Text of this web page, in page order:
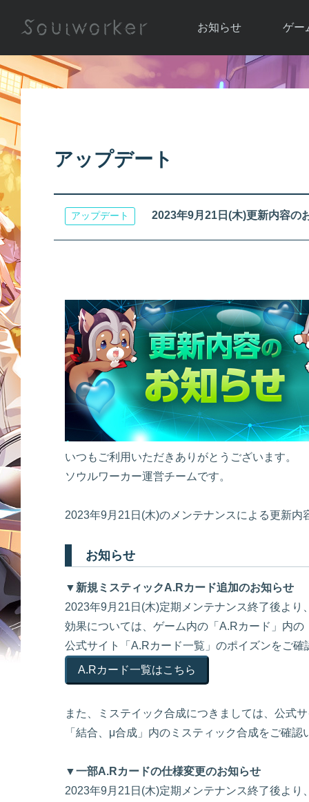
お知らせ
お知らせ一覧
ゲー
ソウ
アップ
アップデート
アップデート 2023年9月21日(木)更新内容の
いつもご利用いただきありがとうございます。
ソウルワーカー運営チームです。
2023年9月21日(木)のメンテナンスによる更新内
お知らせ
▼新規ミスティックA.Rカード追加のお知らせ
2023年9月21日(木)定期メンテナンス終了後よ
効果については、ゲーム内の「A.Rカード」内
公式サイト「A.Rカード一覧」のポイズンをご
A.Rカード一覧はこちら
また、ミステイック合成につきましては、公式
「結合、μ合成」内のミスティック合成をご確
▼一部A.Rカードの仕様変更のお知らせ
2023年9月21日(木)定期メンテナンス終了後より